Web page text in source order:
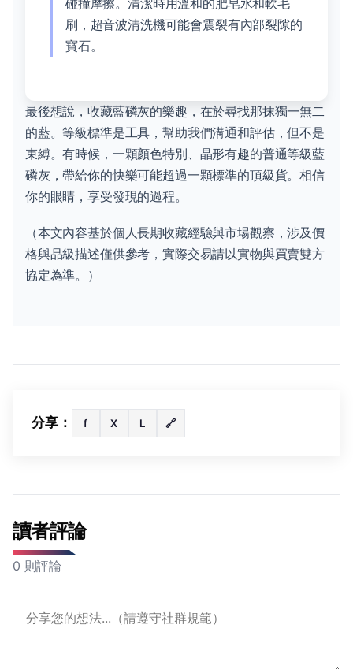
刷，超音波清洗機可能會震裂有內部裂隙的
寶石。
最後想說，收藏藍磷灰的樂趣，在於尋找那抹獨一無二
的藍。等級標準是工具，幫助我們溝通和評估，但不是
束縛。有時候，一顆顏色特別、晶形有趣的普通等級藍
磷灰，帶給你的快樂可能超過一顆標準的頂級貨。相信
你的眼睛，享受發現的過程。
（本文內容基於個人長期收藏經驗與市場觀察，涉及價
格與品級描述僅供參考，實際交易請以實物與買賣雙方
協定為準。）
分享： f X L 🔗
讀者評論
0 則評論